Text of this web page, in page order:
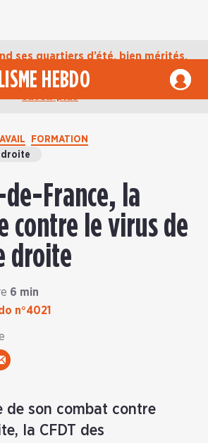
ses quartiers d’été, bien mérités,
1er septembre. D’ici là, retrouvez
sur notre compte Bluesky. En
HEBDO
FORMATION
droite
de-France, la
contre le virus de
droite
6 min
n°4021
de son combat contre
la CFDT des